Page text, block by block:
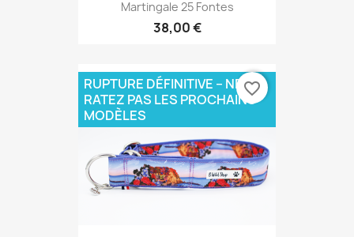
Martingale 25 Fontes
38,00 €
RUPTURE DÉFINITIVE – NE
RATEZ PAS LES PROCHAINS
MODÈLES
favorite_border